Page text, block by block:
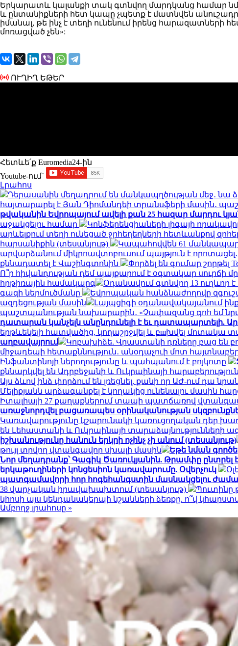
Երկարատև կալանքի տակ գտնվող մարդկանց համար
և ընտանիքների հետ կապը չպետք է մատնվեն
իմանալ, թե ինչ է տեղի ունենում իրենց հարազատների
մոռացված չեն»:
ՈՒՂԻՂ ԵԹԵՐ
Հետևե՛ք Euromedia24-ին
Youtube-ում`
Լրահոս
Դերասանին մեղադրում են մանկապղծության մեջ․ նա
հայտարարել է Յան Դիոմանդեի տրանսֆերի մասին․
թվականին Եվրոպայում ավելի քան 25 հազար մարդու
աջակցելու համար
Կոնֆերենցիաների լիգայի
արևելքում տեղի ունեցած ջրհեղեղների հետևանքով
հարսանիքին (տեսանյութ)
Կապահովվեն 61
արվարձանում միկրոավտոբուսում պայթյուն է որոտացել․
քննադատել է Վաշինգտոնին
Փորձել են գումար շորթել
Ո՞ր հիվանդության դեմ պայքարում է օգտակար սուրճի
հրթիռային համակարգ
Օդանավում գտնվող 13 ուղևոր
գազի ներմուծմանը
Եվրոպական հանձնաժողովը
ազդեցության մասին
Լայպցիգի օդանավակայանում
պաշտպանության նախարարին․ «Չափազանց գոհ եմ
դատարան կանչելն անընդունելի է եւ դատապարտելի.
երթևեկելի հատվածից, կողաշրջվել և բшխվել մոտակա
աղբավայրում
Կոբախիձե. Վրաստանի դռները բաց են
միջադեպի հետաքննություն․ անօդաչուի մոտ
Ինֆանտինոյի ներողությունը և պահպանում է բոյկոտը
քննարկվել են Ադրբեջանի և Ուկրաինայի
Այս ձևով ինձ փորձում են լռեցնել, քանի որ ԱԺ-ում դա
Մելիքյանն արձագանքել է կողակից ունենալու մասին
Իտալիայի 27 քաղաքներում տապի պատճառով
առաջնորդվել բացառապես օրինականության
Կառավարությունը կշարունակի կառուցողական դեր
են Լեհաստանի և Ուկրաինայի տարաձայնությունների
իշխանությունը հանուն երկրի ոչինչ չի անում (տեսանյութ)
թույլ տրվող վտանգավոր սխալի մասին
Եթե նման
Նոր մեղադրանք՝ Գագիկ Ծառուկյանին. Թրամփը ընտրել
երկաթուղիների կոնցեսիոն կառավարումը. Օվերչուկ
պատգամավորի հոր հոգեհանգստին մասնակցելու
38 վարչական իրավախախտում (տեսանյութ)
Պուտինը
կհոսի այս կենդանակերպի նշանների ձեռքը. ո՞վ
Ամբողջ լրահոսը »